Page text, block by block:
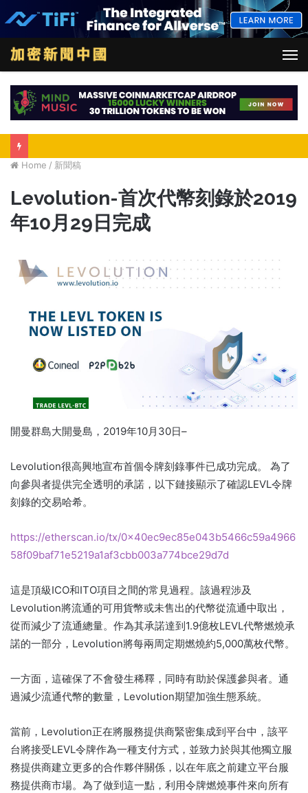
Home / 新聞稿
Levolution-首次代幣刻錄於2019
年10月29日完成
開曼群島大開曼島，2019年10月30日–
Levolution很高興地宣布首個令牌刻錄事件已成功完成。 為了
向參與者提供完全透明的承諾，以下鏈接顯示了確認LEVL令牌
刻錄的交易哈希。
https://etherscan.io/tx/0x40ec9ec85e043b5466c59a4966
58f09baf71e5219a1af3cbb003a774bce29d7d
這是頂級ICO和ITO項目之間的常見過程。該過程涉及
Levolution將流通的可用貨幣或未售出的代幣從流通中取出，
從而減少了流通總量。作為其承諾達到1.9億枚LEVL代幣燃燒承
諾的一部分，Levolution將每兩周定期燃燒約5,000萬枚代幣。
一方面，這確保了不會發生稀釋，同時有助於保護參與者。通
過減少流通代幣的數量，Levolution期望加強生態系統。
當前，Levolution正在將服務提供商緊密集成到平台中，該平
台將接受LEVL令牌作為一種支付方式，並致力於與其他獨立服
務提供商建立更多的合作夥伴關係，以在年底之前建立平台服
務提供商市場。為了做到這一點，利用令牌燃燒事件來向所有